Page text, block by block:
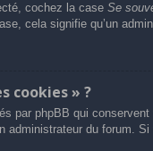
cochez la case Se
cela signifie qu’un
cookies » ?
par phpBB qui
administrateur du forum.